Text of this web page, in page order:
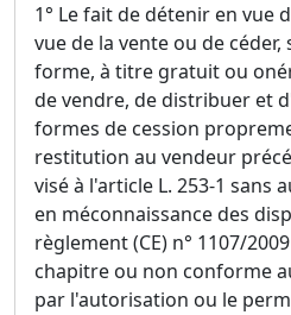
1° Le fait de détenir en vue
vue de la vente ou de
forme, à titre gratuit ou
de vendre, de distribuer et
formes de cession
restitution au vendeur
visé à l'article L. 253-1 sans
en méconnaissance des
règlement (CE) n° 1107/
chapitre ou non conforme
par l'autorisation ou le